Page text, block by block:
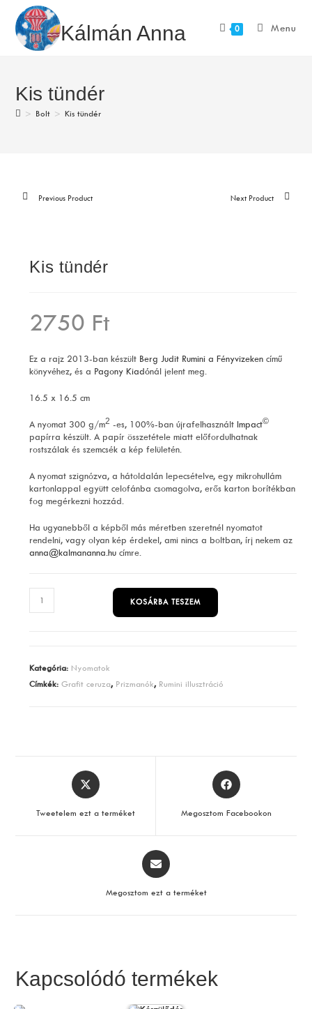
content
Kálmán Anna 0 Menu
Kis tündér
> Bolt > Kis tündér
Previous Product Next Product
Kis tündér
2750 Ft
Ez a rajz 2013-ban készült Berg Judit Rumini a Fényvizeken című
könyvéhez, és a Pagony Kiadónál jelent meg.
16.5 x 16.5 cm
A nyomat 300 g/m2 -es, 100%-ban újrafelhasznált Impact©
papírra készült. A papír összetétele miatt előfordulhatnak
rostszálak és szemcsék a kép felületén.
A nyomat szignózva, a hátoldalán lepecsételve, egy mikrohullám
kartonlappal együtt celofánba csomagolva, erős karton borítékban
fog megérkezni hozzád.
Ha ugyanebből a képből más méretben szeretnél nyomatot
rendelni, vagy olyan kép érdekel, ami nincs a boltban, írj nekem az
anna@kalmananna.hu címre.
tündér
KOSÁRBA TESZEM
Kategória: Nyomatok
Címkék:Grafit ceruza, Prizmanók, Rumini illusztráció
Opens
in
Tweetelem ezt a terméket
Opens
in
Megosztom Facebookon
Opens
in
Megosztom ezt a terméket
Kapcsolódó termékek